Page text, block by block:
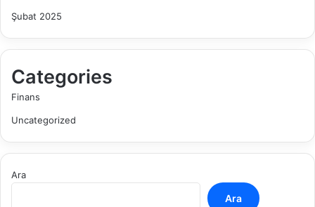
Şubat 2025
Categories
Finans
Uncategorized
Ara
Ara